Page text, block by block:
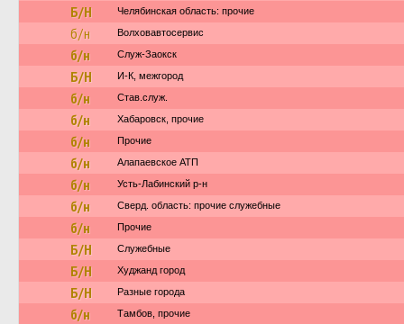
Б/Н Челябинская область: прочие
б/н Волховавтосервис
б/н Служ-Заокск
Б/Н И-К, межгород
б/н Став.служ.
б/н Хабаровск, прочие
б/н Прочие
б/н Алапаевское АТП
б/н Усть-Лабинский р-н
б/н Сверд. область: прочие служебные
б/н Прочие
Б/Н Служебные
Б/Н Худжанд город
Б/Н Разные города
б/н Тамбов, прочие